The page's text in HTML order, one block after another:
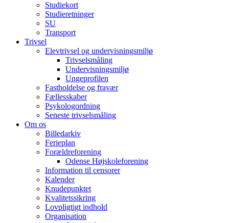
Studiekort
Studieretninger
SU
Transport
Trivsel
Elevtrivsel og undervisningsmiljø
Trivselsmåling
Undervisningsmiljø
Ungeprofilen
Fastholdelse og fravær
Fællesskaber
Psykologordning
Seneste trivselsmåling
Om os
Billedarkiv
Ferieplan
Forældreforening
Odense Højskoleforening
Information til censorer
Kalender
Knudepunktet
Kvalitetssikring
Lovpligtigt indhold
Organisation